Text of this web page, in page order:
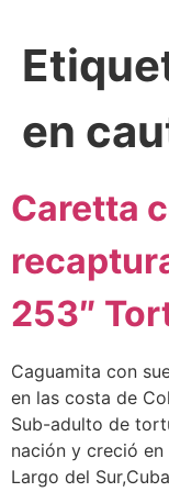
en
Caretta
253″
Caguamita con
en las costa de
Sub-adulto de
nación y creció
Largo del